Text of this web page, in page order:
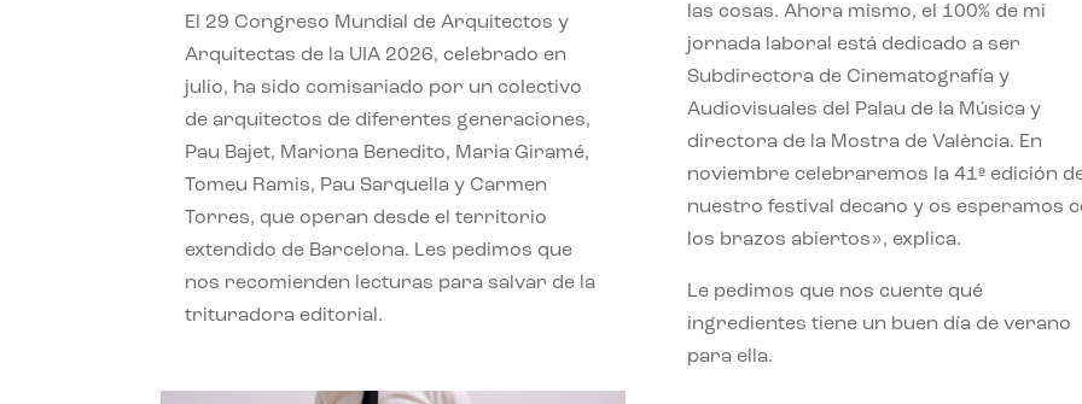
El 29 Congreso Mundial de Arquitectos y
Arquitectas de la UIA 2026, celebrado en
julio, ha sido comisariado por un colectivo
de arquitectos de diferentes generaciones,
Pau Bajet, Mariona Benedito, Maria Giramé,
Tomeu Ramis, Pau Sarquella y Carmen
Torres, que operan desde el territorio
extendido de Barcelona. Les pedimos que
nos recomienden lecturas para salvar de la
trituradora editorial.
las cosas. Ahora mismo, el 100% de mi
jornada laboral está dedicado a ser
Subdirectora de Cinematografía y
Audiovisuales del Palau de la Música y
directora de la Mostra de València. En
noviembre celebraremos la 41ª edición
nuestro festival decano y os esperamos
los brazos abiertos», explica.
Le pedimos que nos cuente qué
ingredientes tiene un buen día de verano
para ella.